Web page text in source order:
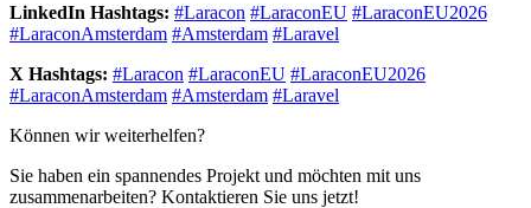
LinkedIn Hashtags: #Laracon #LaraconEU #LaraconEU2026
#LaraconAmsterdam #Amsterdam #Laravel
X Hashtags: #Laracon #LaraconEU #LaraconEU2026
#LaraconAmsterdam #Amsterdam #Laravel
Können wir weiterhelfen?
Sie haben ein spannendes Projekt und möchten mit uns
zusammenarbeiten? Kontaktieren Sie uns jetzt!